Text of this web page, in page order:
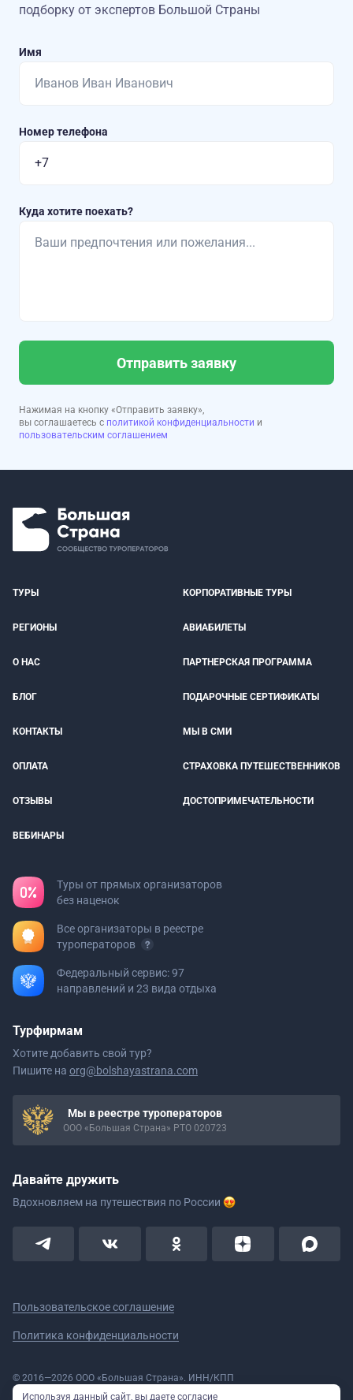
подборку от экспертов Большой Страны
Имя
Номер телефона
Куда хотите поехать?
Отправить заявку
Нажимая на кнопку «Отправить заявку»,
вы соглашаетесь с политикой конфиденциальности и
пользовательским соглашением
ТУРЫ КОРПОРАТИВНЫЕ ТУРЫ
РЕГИОНЫ АВИАБИЛЕТЫ
О НАС ПАРТНЕРСКАЯ ПРОГРАММА
БЛОГ ПОДАРОЧНЫЕ СЕРТИФИКАТЫ
КОНТАКТЫ МЫ В СМИ
ОПЛАТА СТРАХОВКА ПУТЕШЕСТВЕННИКОВ
ОТЗЫВЫ ДОСТОПРИМЕЧАТЕЛЬНОСТИ
ВЕБИНАРЫ
Туры от прямых организаторов
без наценок
Все организаторы в реестре
туроператоров
Федеральный сервис: 97
направлений и 23 вида отдыха
Турфирмам
Хотите добавить свой тур?
Пишите на org@bolshayastrana.com
Мы в реестре туроператоров
ООО «Большая Страна» РТО 020723
Давайте дружить
Вдохновляем на путешествия по России
Пользовательское соглашение
Политика конфиденциальности
© 2016—2026 ООО «Большая Страна». ИНН/КПП
5908078160/590801001 ОГРН 1185958020533
Используя данный сайт, вы даете согласие